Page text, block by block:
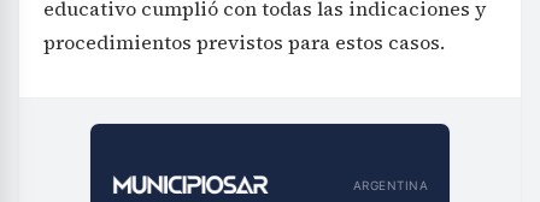
educativo cumplió con todas las indicaciones y
procedimientos previstos para estos casos.
ARGENTINA